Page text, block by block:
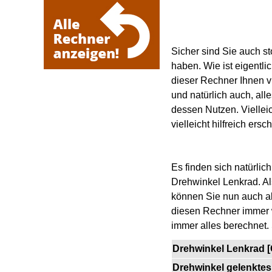
Sicher sind Sie auch
haben. Wie ist
dieser Rechner Ihnen
und natürlich auch,
dessen Nutzen.
vielleicht hilfreich
Es finden sich
Drehwinkel Lenkrad.
können Sie nun auch
diesen Rechner
immer alles
Drehwinkel Lenkrad
Drehwinkel